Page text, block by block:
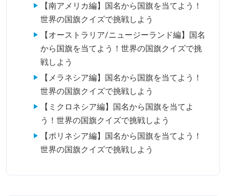
【南アメリカ編】国名から国旗を当てよう！
世界の国旗クイズで挑戦しよう
【オーストラリア/ニュージーランド編】国名
から国旗を当てよう！世界の国旗クイズで挑
戦しよう
【メラネシア編】国名から国旗を当てよう！
世界の国旗クイズで挑戦しよう
【ミクロネシア編】国名から国旗を当てよ
う！世界の国旗クイズで挑戦しよう
【ポリネシア編】国名から国旗を当てよう！
世界の国旗クイズで挑戦しよう